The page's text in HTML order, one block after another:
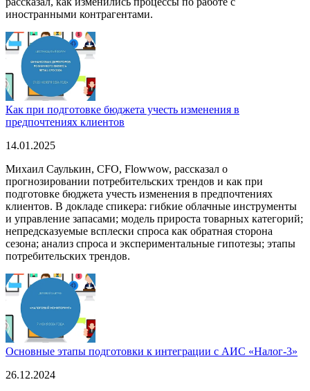
иностранными контрагентами.
Как при подготовке бюджета учесть изменения в
предпочтениях клиентов
14.01.2025
Михаил Саулькин, CFO, Flowwow, рассказал о
прогнозировании потребительских трендов и как при
подготовке бюджета учесть изменения в предпочтениях
клиентов. В докладе спикера: гибкие облачные инструменты
и управление запасами; модель прироста товарных категорий;
непредсказуемые всплески спроса как обратная сторона
сезона; анализ спроса и экспериментальные гипотезы; этапы
потребительских трендов.
Основные этапы подготовки к интеграции с АИС «Налог-3»
26.12.2024